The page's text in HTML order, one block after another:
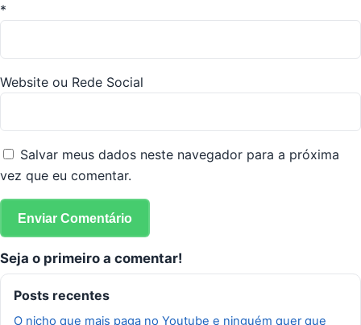
*
Website ou Rede Social
Salvar meus dados neste navegador para a próxima
vez que eu comentar.
Seja o primeiro a comentar!
Posts recentes
O nicho que mais paga no Youtube e ninguém quer que